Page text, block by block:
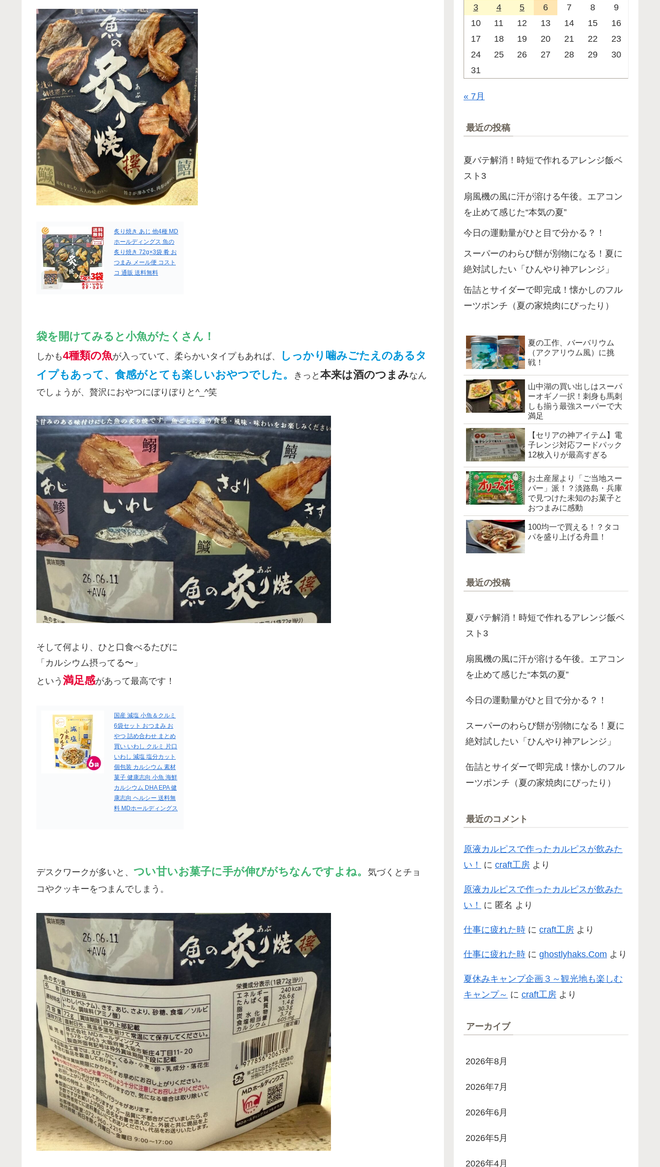
炙り焼き あじ 他4種 MD
ホールディングス 魚の
炙り焼き 72g×3袋 肴 お
つまみ メール便 コスト
コ 通販 送料無料
袋を開けてみると小魚がたくさん！
しかも4種類の魚が入っていて、柔らかいタイプもあれば、
しっかり噛みごたえのあるタ
イプもあって、食感がとても楽しいおやつでした。
きっと 本来は酒のつまみなん
でしょうが、贅沢におやつにぼりぼりと^_^笑
そして何より、ひと口食べるたびに
「カルシウム摂ってる〜」
という 満足感があって最高です！
国産 減塩 小魚＆クルミ
6袋セット おつまみ お
やつ 詰め合わせ まとめ
買い いわし クルミ 片口
いわし 減塩 塩分カット
個包装 カルシウム 素材
菓子 健康志向 小魚 海鮮
カルシウム DHA EPA 健
康志向 ヘルシー 送料無
料 MDホールディングス
デスクワークが多いと、 つい甘いお菓子に手が伸びがちなんですよね。
気づくとチョ
コやクッキーをつまんでしまう。
3
4 5 6 7 8
9
10
11 12 13 14 15
16
17
18 19 20 21 22
23
24
25 26 27 28 29
30
31
« 7月
最近の投稿
夏バテ解消！時短で作れるアレンジ飯ベ
スト3
扇風機の風に汗が溶ける午後。エアコン
を止めて感じた“本気の夏”
今日の運動量がひと目で分かる？！
スーパーのわらび餅が別物になる！夏に
絶対試したい「ひんやり神アレンジ」
缶詰とサイダーで即完成！懐かしのフル
ーツポンチ（夏の家焼肉にぴったり）
夏の工作、バーバリウム
（アクアリウム風）に挑
戦！
山中湖の買い出しはスーパ
ーオギノ一択！刺身も馬刺
しも揃う最強スーパーで大
満足
【セリアの神アイテム】電
子レンジ対応フードパック
12枚入りが最高すぎる
お土産屋より「ご当地スー
パー」派！？淡路島・兵庫
で見つけた未知のお菓子と
おつまみに感動
100均一で買える！？タコ
パを盛り上げる舟皿！
最近の投稿
夏バテ解消！時短で作れるアレンジ飯ベ
スト3
扇風機の風に汗が溶ける午後。エアコン
を止めて感じた“本気の夏”
今日の運動量がひと目で分かる？！
スーパーのわらび餅が別物になる！夏に
絶対試したい「ひんやり神アレンジ」
缶詰とサイダーで即完成！懐かしのフル
ーツポンチ（夏の家焼肉にぴったり）
最近のコメント
原液カルピスで作ったカルピスが飲みた
い！
に craft工房 より
原液カルピスで作ったカルピスが飲みた
い！
に 匿名 より
仕事に疲れた時 に craft工房 より
仕事に疲れた時 に ghostlyhaks.Com より
夏休みキャンプ企画３～観光地も楽しむ
キャンプ～ に craft工房 より
アーカイブ
2026年8月
2026年7月
2026年6月
2026年5月
2026年4月